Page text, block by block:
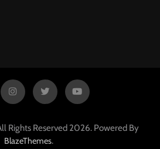
Rights Reserved 2026. Powered By
BlazeThemes.